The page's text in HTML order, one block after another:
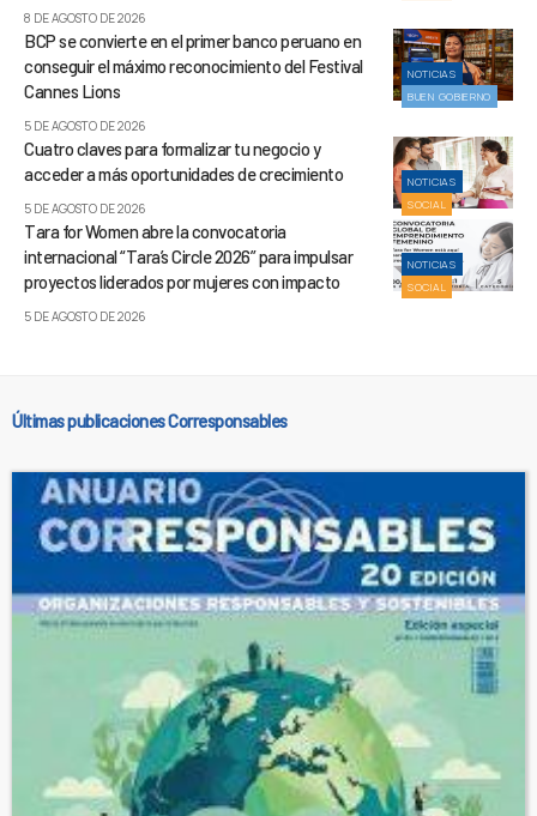
8 DE AGOSTO DE 2026
NOTICIAS
BUEN GOBIERNO
BCP se convierte en el primer banco peruano en
conseguir el máximo reconocimiento del Festival
Cannes Lions
5 DE AGOSTO DE 2026
NOTICIAS
SOCIAL
Cuatro claves para formalizar tu negocio y
acceder a más oportunidades de crecimiento
5 DE AGOSTO DE 2026
NOTICIAS
SOCIAL
Tara for Women abre la convocatoria
internacional “Tara’s Circle 2026” para impulsar
proyectos liderados por mujeres con impacto
5 DE AGOSTO DE 2026
Últimas publicaciones Corresponsables